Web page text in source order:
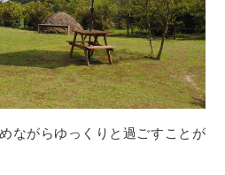
ながらゆっくりと過ごすことが